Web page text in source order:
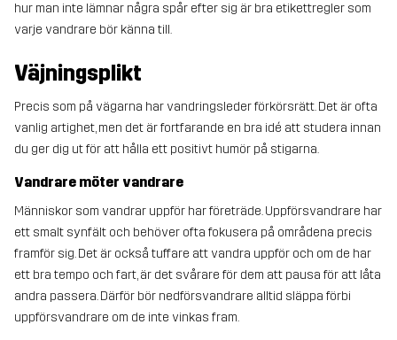
hur man inte lämnar några spår efter sig är bra etikettregler som
varje vandrare bör känna till.
Väjningsplikt
Precis som på vägarna har vandringsleder förkörsrätt. Det är ofta
vanlig artighet, men det är fortfarande en bra idé att studera innan
du ger dig ut för att hålla ett positivt humör på stigarna.
Vandrare möter vandrare
Människor som vandrar uppför har företräde. Uppförsvandrare har
ett smalt synfält och behöver ofta fokusera på områdena precis
framför sig. Det är också tuffare att vandra uppför och om de har
ett bra tempo och fart, är det svårare för dem att pausa för att låta
andra passera. Därför bör nedförsvandrare alltid släppa förbi
uppförsvandrare om de inte vinkas fram.